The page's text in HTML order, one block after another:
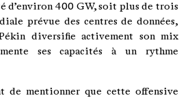
d’environ 400 GW, soit plus de trois
prévue des centres de données,
diversifie activement son mix
ses capacités à un rythme
de mentionner que cette offensive